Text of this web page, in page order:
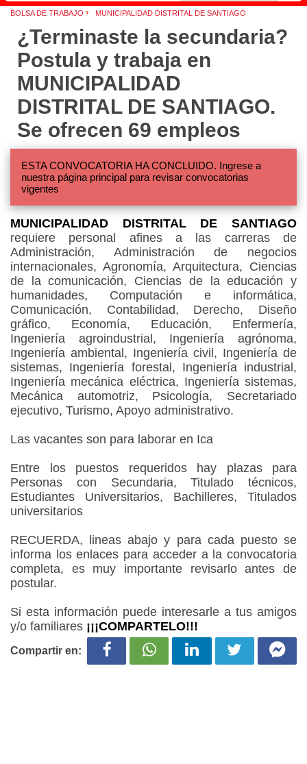
BOLSA DE TRABAJO › MUNICIPALIDAD DISTRITAL DE SANTIAGO
¿Terminaste la secundaria?
Postula y trabaja en
MUNICIPALIDAD
DISTRITAL DE SANTIAGO.
Se ofrecen 69 empleos
ESTA CONVOCATORIA HA CONCLUIDO. Ingrese a
nuestra página principal para revisar convocatorias
vigentes
MUNICIPALIDAD DISTRITAL DE SANTIAGO
requiere personal afines a las carreras de
Administración, Administración de negocios
internacionales, Agronomía, Arquitectura, Ciencias
de la comunicación, Ciencias de la educación y
humanidades, Computación e informática,
Comunicación, Contabilidad, Derecho, Diseño
gráfico, Economía, Educación, Enfermería,
Ingeniería agroindustrial, Ingeniería agrónoma,
Ingeniería ambiental, Ingeniería civil, Ingeniería de
sistemas, Ingeniería forestal, Ingeniería industrial,
Ingeniería mecánica eléctrica, Ingeniería sistemas,
Mecánica automotriz, Psicología, Secretariado
ejecutivo, Turismo, Apoyo administrativo.
Las vacantes son para laborar en Ica
Entre los puestos requeridos hay plazas para
Personas con Secundaria, Titulado técnicos,
Estudiantes Universitarios, Bachilleres, Titulados
universitarios
RECUERDA, lineas abajo y para cada puesto se
informa los enlaces para acceder a la convocatoria
completa, es muy importante revisarlo antes de
postular.
Si esta información puede interesarle a tus amigos
y/o familiares ¡¡¡COMPARTELO!!!
Compartir en: